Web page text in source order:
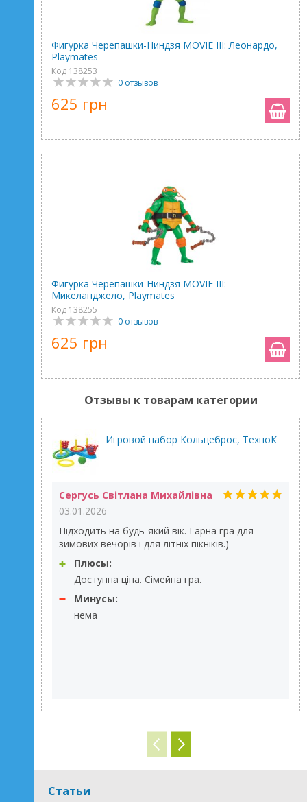
Фигурка Черепашки-Ниндзя MOVIE III: Леонардо,
Playmates
Код 138253
0 отзывов
625 грн
Фигурка Черепашки-Ниндзя MOVIE III:
Микеланджело, Playmates
Код 138255
0 отзывов
625 грн
Отзывы к товарам категории
Игровой набор Кольцеброс, ТехноК
Сергусь Світлана Михайлівна
03.01.2026
Підходить на будь-який вік. Гарна гра для
зимових вечорів і для літніх пікніків.)
Плюсы:
Доступна ціна. Сімейна гра.
Минусы:
нема
Статьи